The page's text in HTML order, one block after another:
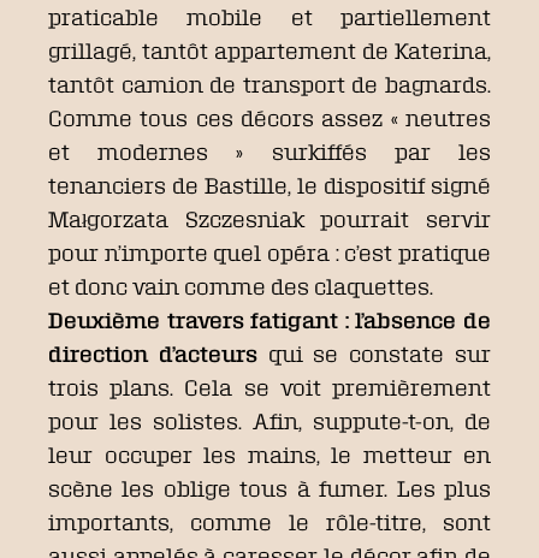
praticable mobile et partiellement
grillagé, tantôt appartement de Katerina,
tantôt camion de transport de bagnards.
Comme tous ces décors assez « neutres
et modernes » surkiffés par les
tenanciers de Bastille, le dispositif signé
Małgorzata Szczesniak pourrait servir
pour n’importe quel opéra : c’est pratique
et donc vain comme des claquettes.
Deuxième travers fatigant : l’absence de
direction d’acteursqui se constate sur
trois plans. Cela se voit premièrement
pour les solistes. Afin, suppute-t-on, de
leur occuper les mains, le metteur en
scène les oblige tous à fumer. Les plus
importants, comme le rôle-titre, sont